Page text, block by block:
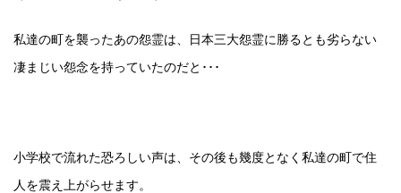
私達の町を襲ったあの怨霊は、日本三大怨霊に勝るとも劣らない
凄まじい怨念を持っていたのだと･･･
小学校で流れた恐ろしい声は、その後も幾度となく私達の町で住
人を震え上がらせます。